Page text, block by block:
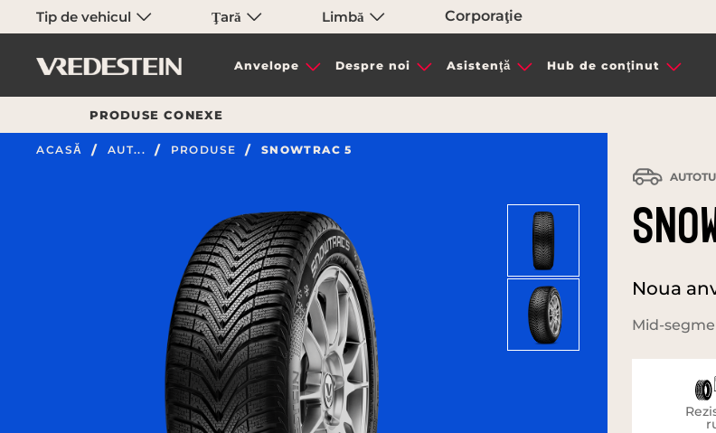
Tip de vehicul Ţară Limbă Corporaţie
Anvelope Despre noi Asistenţă Hub de conţinut
PRODUSE CONEXE
ACASĂ AUT... PRODUSE SNOWTRAC 5
Noua
Mid-